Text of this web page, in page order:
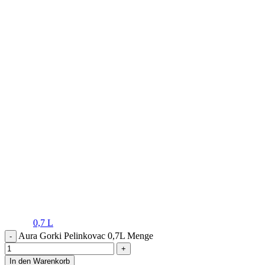
0,7 L
Aura Gorki Pelinkovac 0,7L Menge
In den Warenkorb